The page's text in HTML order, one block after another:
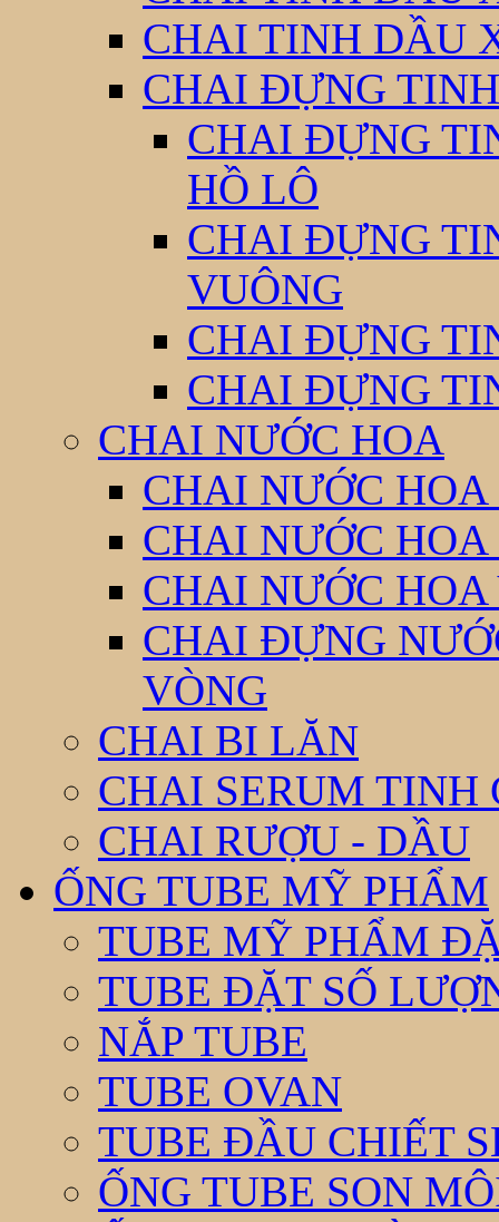
CHAI TINH DẦU
CHAI ĐỰNG
CHAI ĐỰNG
HỒ LÔ
CHAI ĐỰNG
VUÔNG
CHAI ĐỰNG
CHAI ĐỰNG
CHAI NƯỚC HOA
CHAI NƯỚC
CHAI NƯỚC HOA
CHAI NƯỚC
CHAI ĐỰNG
VÒNG
CHAI BI LĂN
CHAI SERUM TINH
CHAI RƯỢU - DẦU
ỐNG TUBE MỸ PHẨM
TUBE MỸ PHẨM
TUBE ĐẶT SỐ
NẮP TUBE
TUBE OVAN
TUBE ĐẦU CHIẾT
ỐNG TUBE SON